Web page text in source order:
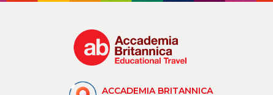
ACCADEMIA BRITANNICA